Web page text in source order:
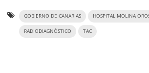
GOBIERNO DE CANARIAS HOSPITAL MOLINA
RADIODIAGNÓSTICO TAC